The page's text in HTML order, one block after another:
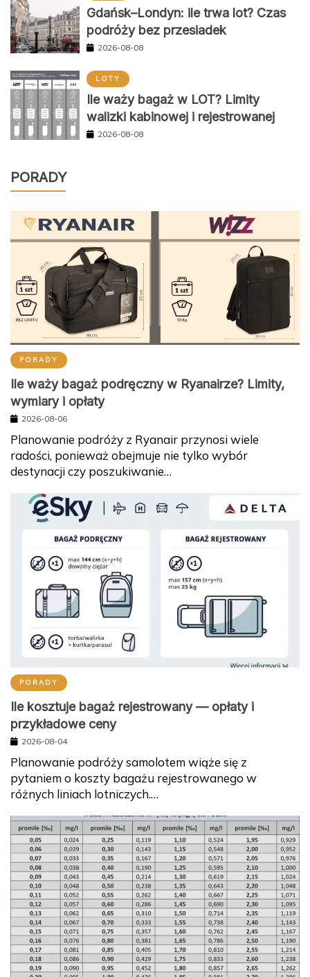
Gdańsk–Londyn: ile trwa lot? Czas
podróży bez przesiadek
2026-08-08
LOTY
Ile waży bagaż w LOT? Limity
walizki kabinowej i rejestrowanej
2026-08-08
PORADY
PORADY
Ile waży bagaż podręczny w Ryanairze? Limity,
wymiary i opłaty
2026-08-06
Planowanie podróży z Ryanair przynosi wiele
radości, ponieważ obejmuje nie tylko wybór
destynacji czy poszukiwanie…
PORADY
Ile kosztuje bagaż rejestrowany — opłaty i
przykładowe ceny
2026-08-04
Planowanie podróży samolotem wiąże się z
pytaniem o koszty bagażu rejestrowanego w
różnych liniach lotniczych.…